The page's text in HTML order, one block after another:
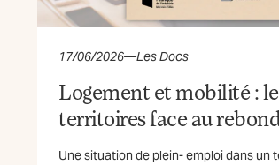
17/06/2026—Les Docs
Logement et mobilité :
territoires face au
Une situation de plein- emploi dans un